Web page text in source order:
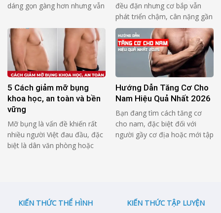
dáng gọn gàng hơn nhưng vẫn
không ít người đã thử nhiều
cách khác nhau nhưng kết quả
không duy trì được lâu, thậm
chí còn mệt mỏi và tăng cân
trở lại. Bài viết này sẽ …
đều đặn nhưng cơ bắp vẫn
phát triển chậm, cân nặng gần
như không thay đổi. Nguyên
nhân phổ biến không nằm ở
việc tập sai, mà đến từ chế độ
ăn chưa đủ và chưa đúng. Một
thực đơn tăng cơ cho người
5 Cách giảm mỡ bụng
khoa học, an toàn và bền
vững
Mỡ bụng là vấn đề khiến rất
nhiều người Việt đau đầu, đặc
biệt là dân văn phòng hoặc
thử nhiều phương pháp truyền
Hướng Dẫn Tăng Cơ Cho
Nam Hiệu Quả Nhất 2026
Bạn đang tìm cách tăng cơ
cho nam, đặc biệt đối với
người gầy cơ địa hoặc mới tập
1. Tại Sao Nam …
KIẾN THỨC THỂ HÌNH
KIẾN THỨC TẬP LUYỆN